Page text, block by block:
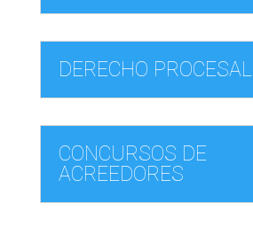
DERECHO PROCESAL
CONCURSOS DE
ACREEDORES